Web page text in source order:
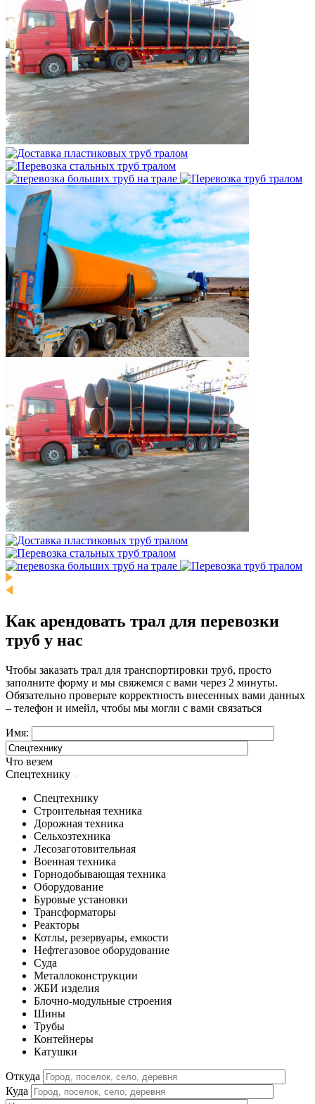
Как арендовать трал для перевозки
труб у нас
Чтобы заказать трал для транспортировки труб, просто
заполните форму и мы свяжемся с вами через 2 минуты.
Обязательно проверьте корректность внесенных вами данных
– телефон и имейл, чтобы мы могли с вами связаться
Имя:
Что везем
Спецтехнику
Спецтехнику
Строительная техника
Дорожная техника
Сельхозтехника
Лесозаготовительная
Военная техника
Горнодобывающая техника
Оборудование
Буровые установки
Трансформаторы
Реакторы
Котлы, резервуары, емкости
Нефтегазовое оборудование
Cуда
Металлоконструкции
ЖБИ изделия
Блочно-модульные строения
Шины
Трубы
Контейнеры
Катушки
Откуда
Куда